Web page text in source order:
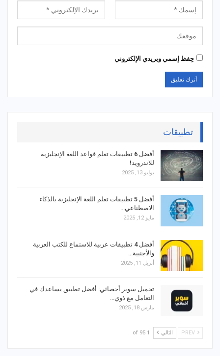
حِفظ إسمي وبريدي الإلكتروني
تطبيقات
أفضل 6 تطبيقات تعلم قواعد اللغة الإنجليزية
للاندرويد!
يوليو 13, 2025
أفضل 5 تطبيقات تعلم اللغة الإنجليزية بالذكاء
الاصطناعي…
مايو 12, 2025
أفضل 4 تطبيقات عربية للاستماع للكتب العربية
والأجنبية…
أبريل 11, 2025
تحميل سوبر أخصائي: أفضل تطبيق يساعدك في
التعامل مع ذوي…
مارس 18, 2025
التالي 1 of 95